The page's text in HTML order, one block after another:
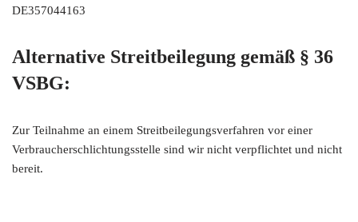
DE357044163
Alternative Streitbeilegung gemäß § 36
VSBG:
Zur Teilnahme an einem Streitbeilegungsverfahren vor einer
Verbraucherschlichtungsstelle sind wir nicht verpflichtet und nicht
bereit.